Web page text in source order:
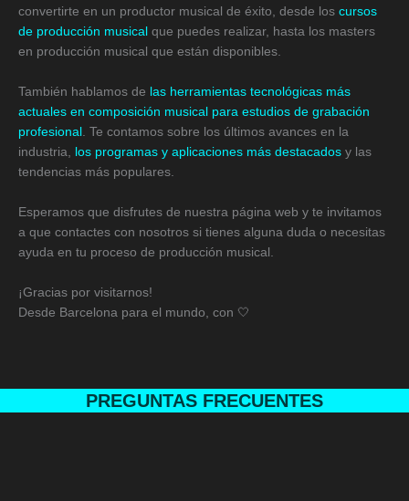
convertirte en un productor musical de éxito, desde los cursos
de producción musical que puedes realizar, hasta los masters
en producción musical que están disponibles.
También hablamos de las herramientas tecnológicas más
actuales en composición musical para estudios de grabación
profesional
. Te contamos sobre los últimos avances en la
industria,
los programas y aplicaciones más destacados y las
tendencias más populares.
Esperamos que disfrutes de nuestra página web y te invitamos
a que contactes con nosotros si tienes alguna duda o necesitas
ayuda en tu proceso de producción musical.
¡Gracias por visitarnos!
Desde Barcelona para el mundo, con 🤍
PREGUNTAS FRECUENTES